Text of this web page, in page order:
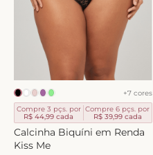
+7 cores
Compre 3 pçs. por
R$ 44,99 cada
Compre 6 pçs. por
R$ 39,99cada
Calcinha Biquíni em Renda
Kiss Me
short doll
plus